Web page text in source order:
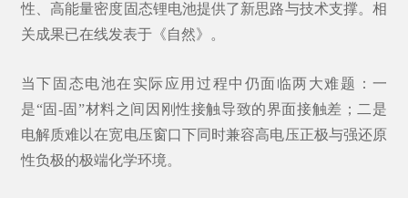
性、高能量密度固态锂电池提供了新思路与技术支撑。相
关成果已在线发表于《自然》。
当下固态电池在实际应用过程中仍面临两大难题：一
是“固-固”材料之间因刚性接触导致的界面接触差；二是
电解质难以在宽电压窗口下同时兼容高电压正极与强还原
性负极的极端化学环境。